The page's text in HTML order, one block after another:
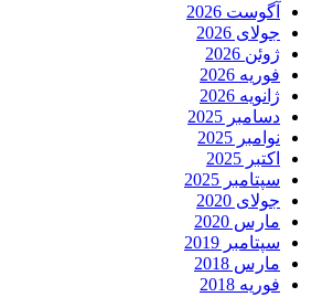
آگوست 2026
جولای 2026
ژوئن 2026
فوریه 2026
ژانویه 2026
دسامبر 2025
نوامبر 2025
اکتبر 2025
سپتامبر 2025
جولای 2020
مارس 2020
سپتامبر 2019
مارس 2018
فوریه 2018